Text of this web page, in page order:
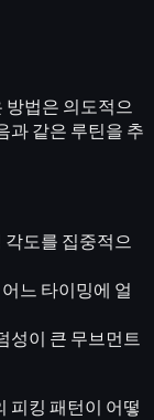
방법은 의도적으
과 같은 루틴을 추
도를 집중적으
느 타이밍에 얼
성이 큰 무브먼트
피킹 패턴이 어떻